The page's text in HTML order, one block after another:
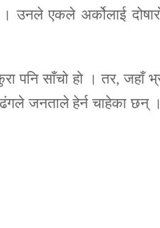
उनले एकले अर्कोलाई
पनि साँचो हो । तर, जहाँ
जनताले हेर्न चाहेका छन् ।